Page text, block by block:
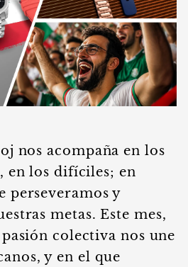
nos acompaña en los
en los difíciles; en
perseveramos y
metas. Este mes,
colectiva nos une
y en el que